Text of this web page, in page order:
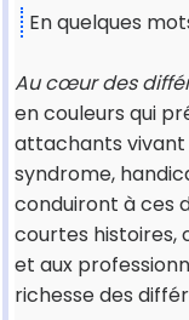
En quelques
Au cœur des
en couleurs qui
attachants vivant
syndrome,
conduiront à ces
courtes histoires,
et aux
richesse des